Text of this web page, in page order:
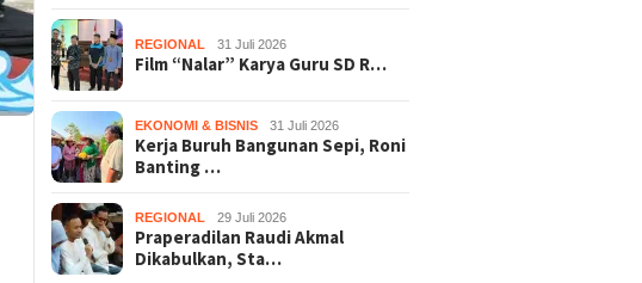
REGIONAL 31 Juli 2026
Film “Nalar” Karya Guru SD R…
EKONOMI & BISNIS 31 Juli 2026
Kerja Buruh Bangunan Sepi, Roni
Banting …
REGIONAL 29 Juli 2026
Praperadilan Raudi Akmal
Dikabulkan, Sta…